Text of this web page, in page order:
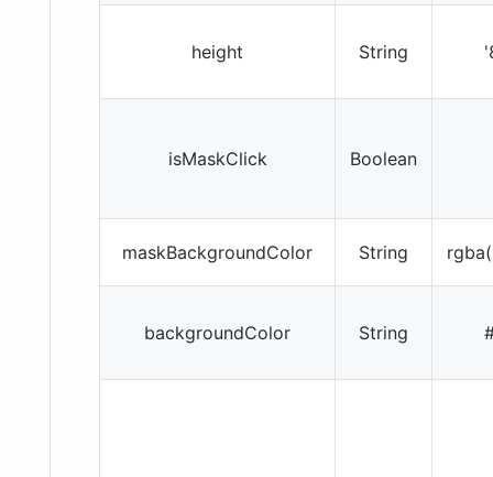
height String
isMaskClick Boolean
maskBackgroundColor String
backgroundColor String